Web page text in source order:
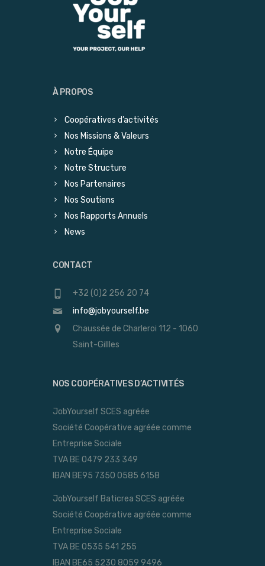
À PROPOS
Coopératives d’activités
Nos Missions & Valeurs
Notre Équipe
Notre Structure
Nos Partenaires
Nos Soutiens
Nos Rapports Annuels
News
CONTACT
+32 (0)2 256 20 74
info@jobyourself.be
Chaussée de Charleroi 112 - 1060
Saint-Gillles
NOS COOPÉRATIVES D’ACTIVITÉS
JobYourself SCES agréée
Société Coopérative agréée comme
Entreprise Sociale
TVA BE 0479 233 349
IBAN BE95 7350 0585 6158
JobYourself Baticrea SCES agréée
Société Coopérative agréée comme
Entreprise Sociale
TVA BE 0535 541 255
IBAN BE65 5230 8059 9496